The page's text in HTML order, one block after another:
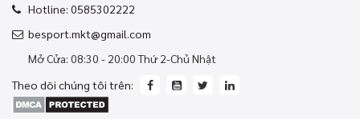
Hotline: 0585302222
besport.mkt@gmail.com
Mở Cửa: 08:30 - 20:00 Thứ 2-Chủ Nhật
Theo dõi chúng tôi trên: